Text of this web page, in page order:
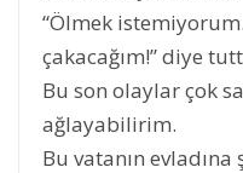
“Ölmek
çakacağım!” diye
Bu son olaylar çok
ağlayabilirim.
Bu vatanın